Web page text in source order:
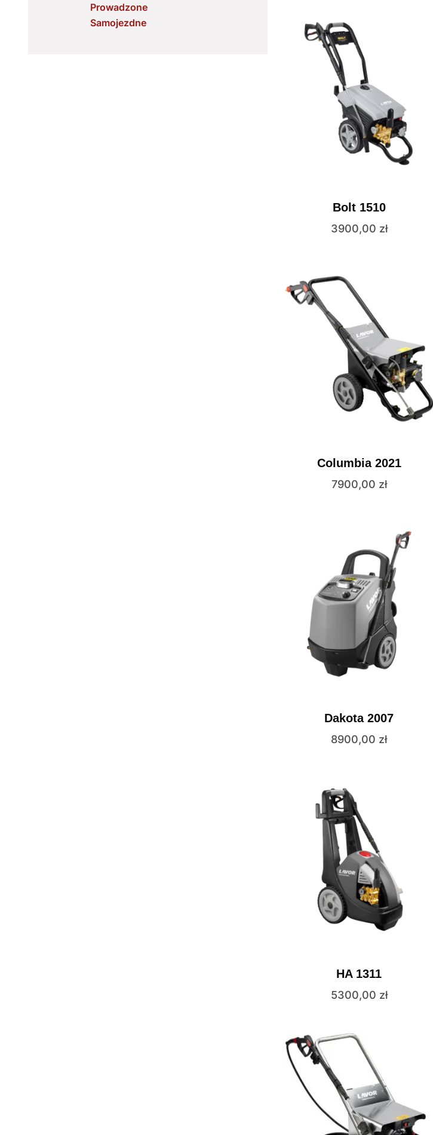
Bolt 1510
3900,00 zł
Columbia 2021
7900,00 zł
Dakota 2007
8900,00 zł
HA 1311
5300,00 zł
Prowadzone
Samojezdne